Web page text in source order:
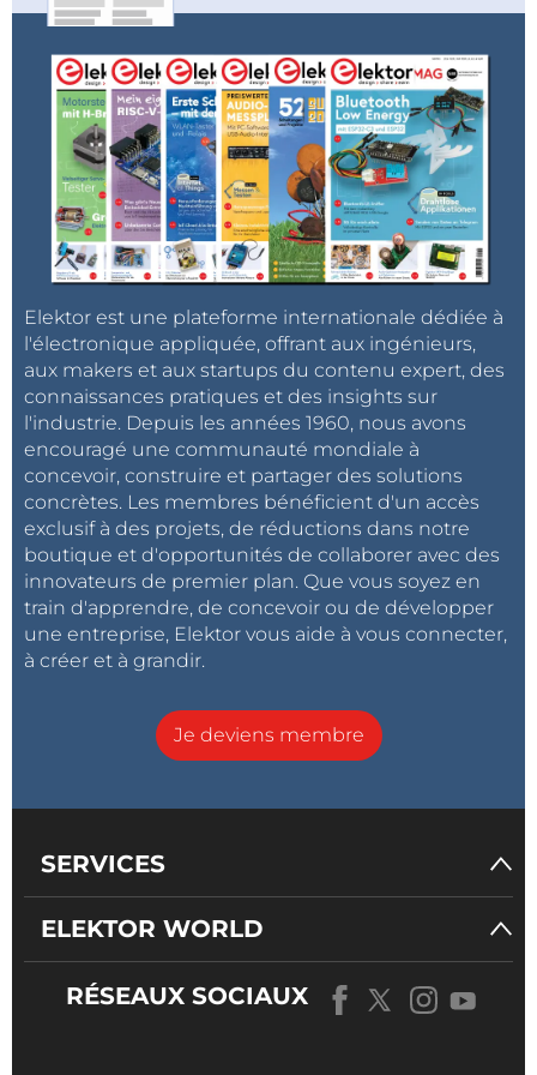
Elektor est une plateforme internationale dédiée à
l'électronique appliquée, offrant aux ingénieurs,
aux makers et aux startups du contenu expert, des
connaissances pratiques et des insights sur
l'industrie. Depuis les années 1960, nous avons
encouragé une communauté mondiale à
concevoir, construire et partager des solutions
concrètes. Les membres bénéficient d'un accès
exclusif à des projets, de réductions dans notre
boutique et d'opportunités de collaborer avec des
innovateurs de premier plan. Que vous soyez en
train d'apprendre, de concevoir ou de développer
une entreprise, Elektor vous aide à vous connecter,
à créer et à grandir.
Je deviens membre
SERVICES
ELEKTOR WORLD
RÉSEAUX SOCIAUX